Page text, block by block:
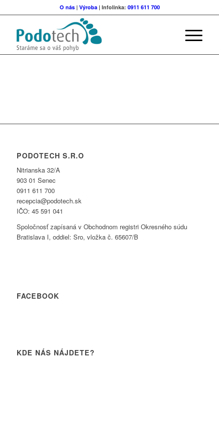
O nás |Výroba | Infolinka:0911 611 700
PODOTECH S.R.O
Nitrianska 32/A
903 01 Senec
0911 611 700
recepcia@podotech.sk
IČO: 45 591 041
Spoločnosť zapísaná v Obchodnom registri Okresného súdu
Bratislava I, oddiel: Sro, vložka č. 65607/B
FACEBOOK
KDE NÁS NÁJDETE?